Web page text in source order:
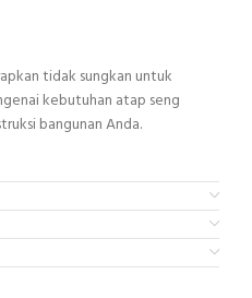
tidak sungkan untuk
kebutuhan atap seng
bangunan Anda.